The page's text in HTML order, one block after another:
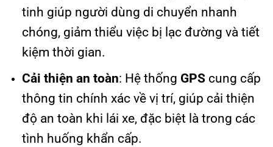
tinh giúp người dùng di chuyển nhanh
chóng, giảm thiểu việc bị lạc đường và tiết
kiệm thời gian.
Cải thiện an toàn: Hệ thống GPScung cấp
thông tin chính xác về vị trí, giúp cải thiện
độ an toàn khi lái xe, đặc biệt là trong các
tình huống khẩn cấp.